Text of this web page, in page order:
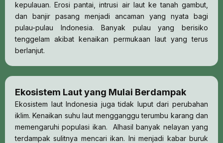
kepulauan. Erosi pantai, intrusi air laut ke tanah gambut,
dan banjir pasang menjadi ancaman yang nyata bagi
pulau-pulau Indonesia. Banyak pulau yang berisiko
tenggelam akibat kenaikan permukaan laut yang terus
berlanjut.
Ekosistem Laut yang Mulai Berdampak
Ekosistem laut Indonesia juga tidak luput dari perubahan
iklim. Kenaikan suhu laut mengganggu terumbu karang dan
memengaruhi populasi ikan. Alhasil banyak nelayan yang
terdampak sulitnya mencari ikan. Ini menjadi kabar buruk